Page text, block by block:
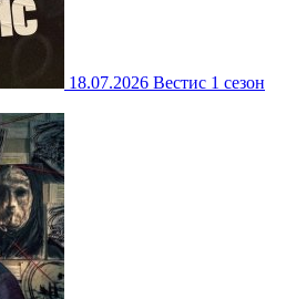
18.07.2026 Вестис 1 сезон